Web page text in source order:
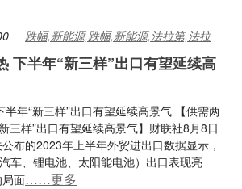
跌幅,新能源,跌幅,新能源,法拉第,法拉
下半年“新三样”出口有望延续高
年“新三样”出口有望延续高景气 【供需两
三样”出口有望延续高景气】财联社8月8日
布的2023年上半年外贸进出口数据显示，
车、锂电池、太阳能电池）出口表现亮
面……更多